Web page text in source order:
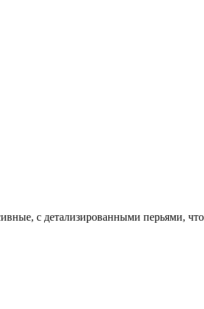
с детализированными перьями,